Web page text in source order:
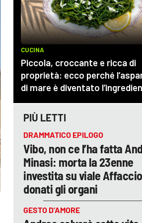
PIÙ LETTI
DRAMMATICO EPILOGO
Vibo, non ce l’ha fatta
Minasi: morta la 23enne
investita su viale
donati gli organi
GESTO D’AMORE